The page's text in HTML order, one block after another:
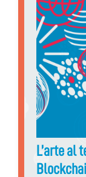
L’arte al